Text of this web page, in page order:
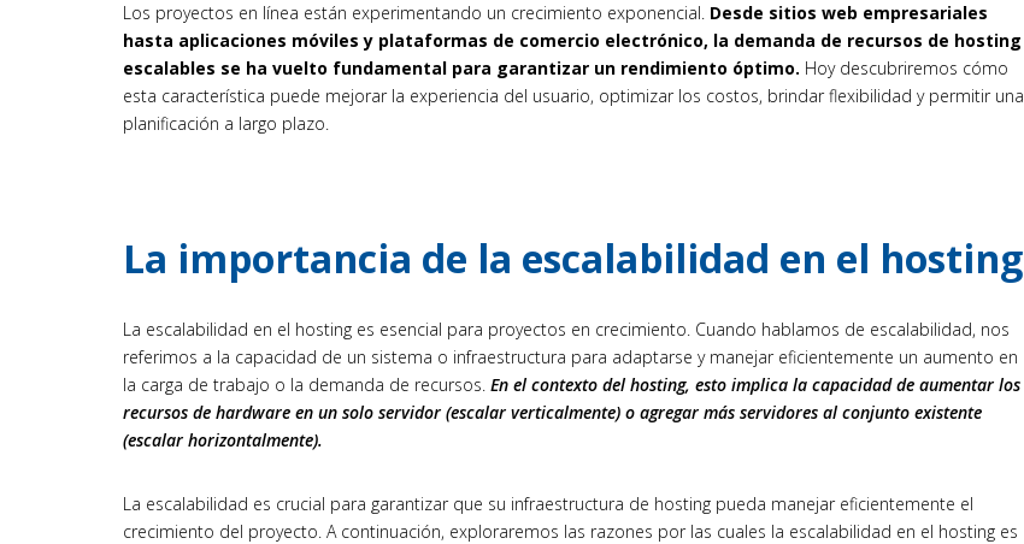
Los proyectos en línea están experimentando un crecimiento exponencial. Desde sitios web empresariales
hasta aplicaciones móviles y plataformas de comercio electrónico, la demanda de recursos de hosting
escalables se ha vuelto fundamental para garantizar un rendimiento óptimo. Hoy descubriremos cómo
esta característica puede mejorar la experiencia del usuario, optimizar los costos, brindar flexibilidad y permitir una
planificación a largo plazo.
La importancia de la escalabilidad en el hosting
La escalabilidad en el hosting es esencial para proyectos en crecimiento. Cuando hablamos de escalabilidad, nos
referimos a la capacidad de un sistema o infraestructura para adaptarse y manejar eficientemente un aumento en
la carga de trabajo o la demanda de recursos. En el contexto del hosting, esto implica la capacidad de aumentar los
recursos de hardware en un solo servidor (escalar verticalmente) o agregar más servidores al conjunto existente
(escalar horizontalmente).
La escalabilidad es crucial para garantizar que su infraestructura de hosting pueda manejar eficientemente el
crecimiento del proyecto. A continuación, exploraremos las razones por las cuales la escalabilidad en el hosting es